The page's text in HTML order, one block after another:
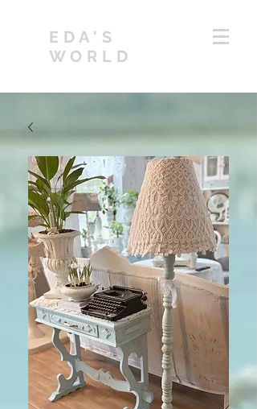
EDA'S
WORLD